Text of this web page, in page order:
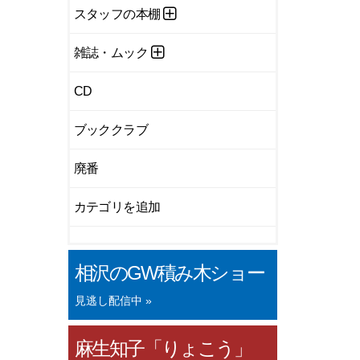
スタッフの本棚
雑誌・ムック
CD
ブッククラブ
廃番
カテゴリを追加
相沢のGW積み木ショー
見逃し配信中 »
麻生知子「りょこう」